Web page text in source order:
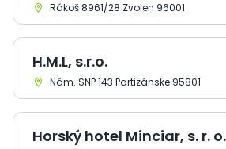
Rákoš 8961/28 Zvolen 96001
H.M.L, s.r.o.
Nám. SNP 143 Partizánske 95801
Horský hotel Minciar, s. r. o.